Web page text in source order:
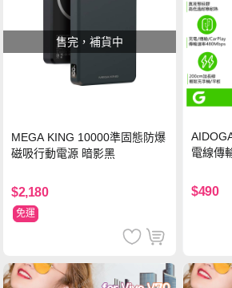
售完，補貨中
MEGA KING 10000準固態防爆
磁吸行動電源 暗影黑
$2,180
免運
電線傳
$490